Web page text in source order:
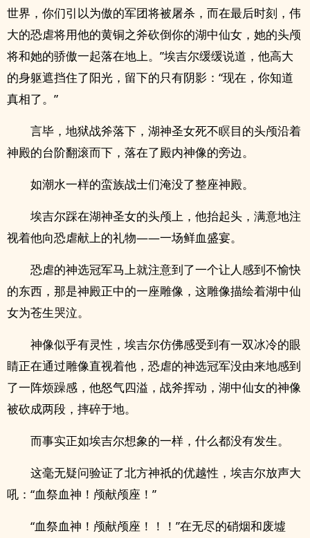
世界，你们引以为傲的军团将被屠杀，而在最后时刻，伟
大的恐虐将用他的黄铜之斧砍倒你的湖中仙女，她的头颅
将和她的骄傲一起落在地上。”埃吉尔缓缓说道，他高大
的身躯遮挡住了阳光，留下的只有阴影：“现在，你知道
真相了。”
言毕，地狱战斧落下，湖神圣女死不瞑目的头颅沿着
神殿的台阶翻滚而下，落在了殿内神像的旁边。
如潮水一样的蛮族战士们淹没了整座神殿。
埃吉尔踩在湖神圣女的头颅上，他抬起头，满意地注
视着他向恐虐献上的礼物——一场鲜血盛宴。
恐虐的神选冠军马上就注意到了一个让人感到不愉快
的东西，那是神殿正中的一座雕像，这雕像描绘着湖中仙
女为苍生哭泣。
神像似乎有灵性，埃吉尔仿佛感受到有一双冰冷的眼
睛正在通过雕像直视着他，恐虐的神选冠军没由来地感到
了一阵烦躁感，他怒气四溢，战斧挥动，湖中仙女的神像
被砍成两段，摔碎于地。
而事实正如埃吉尔想象的一样，什么都没有发生。
这毫无疑问验证了北方神祇的优越性，埃吉尔放声大
吼：“血祭血神！颅献颅座！”
“血祭血神！颅献颅座！！！”在无尽的硝烟和废墟